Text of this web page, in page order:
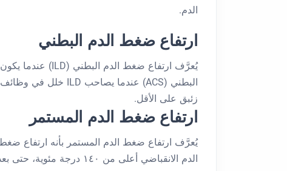
الدم.
ارتفاع ضغط الدم البطني
يُعرَّف ارتفاع ضغط الدم البطني (ILD) عندما يكون الضغط داخل البطن أكبر من 12 مم زئبق.
زئبق على الأقل.
ارتفاع ضغط الدم المستمر
يُعرَّف ارتفاع ضغط الدم المستمر بأنه ارتفاع
الدم الانقباضي أعلى من ١٤٠ درجة مئوية، حتى بعد تناول ٣ أدوية أو أكثر.